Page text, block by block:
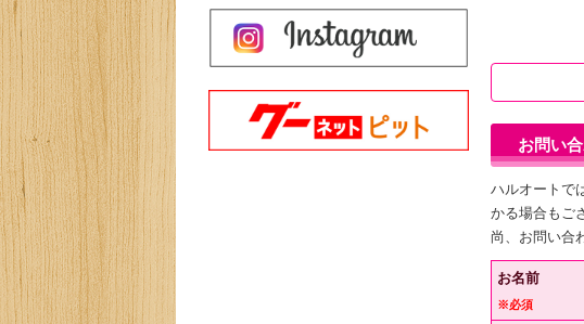
お問い
ハルオートで
かる場合もご
尚、お問い合
お名前
※必須